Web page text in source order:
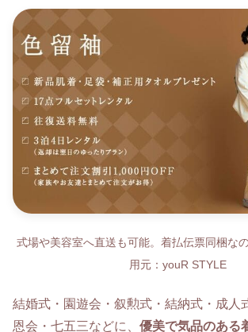
式場や美容室へ直送も可能。着払伝票同梱な
用元：youR STYLE
結婚式・園遊会・叙勲式・結納式・成人
恩会・七五三などに、 優美で気品のある